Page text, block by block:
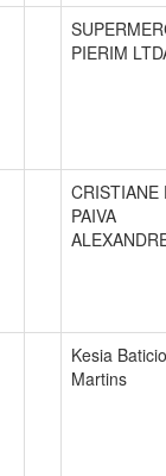
PIERIM
CRISTIANE
PAIVA
Kesia
Martins